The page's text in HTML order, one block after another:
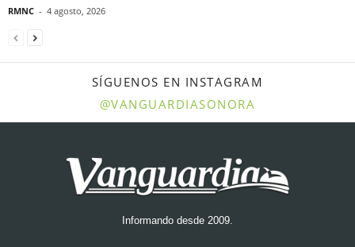
RMNC - 4 agosto, 2026
SÍGUENOS EN INSTAGRAM
@VANGUARDIASONORA
Informando desde 2009.